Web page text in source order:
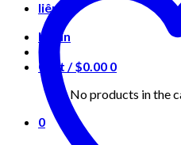
liên hệ
Login
Cart /$0.00 0
No products in the
0